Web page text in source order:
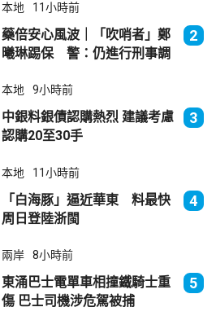
本地 11小時前
藥倍安心風波｜「吹哨者」鄭
曦琳踢保 警：仍進行刑事調
2
本地 9小時前
中銀料銀債認購熱烈 建議考慮
認購20至30手
3
本地 11小時前
「白海豚」逼近華東 料最快
周日登陸浙閩
4
兩岸 8小時前
東涌巴士電單車相撞鐵騎士重
傷 巴士司機涉危駕被捕
5